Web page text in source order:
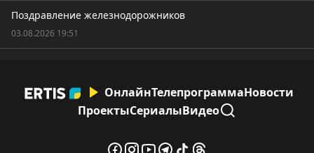
Поздравление железнодорожников
03.08.2026 19:51
ОнлайнТелепрограммаНовости
ПроектыСериалыВидео